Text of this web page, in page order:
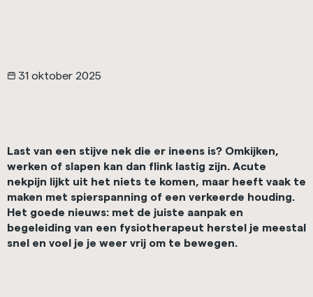
31 oktober 2025
Last van een stijve nek die er ineens is? Omkijken,
werken of slapen kan dan flink lastig zijn. Acute
nekpijn lijkt uit het niets te komen, maar heeft vaak te
maken met spierspanning of een verkeerde houding.
Het goede nieuws: met de juiste aanpak en
begeleiding van een fysiotherapeut herstel je meestal
snel en voel je je weer vrij om te bewegen.